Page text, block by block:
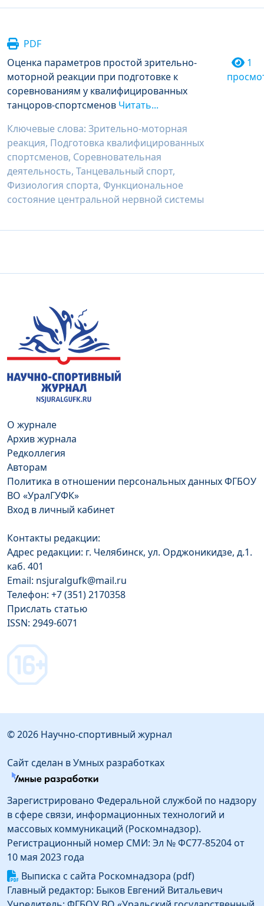
PDF
Оценка параметров простой зрительно-
моторной реакции при подготовке к
соревнованиям у квалифицированных
танцоров-спортсменов Читать...
Ключевые слова: Зрительно-моторная
реакция, Подготовка квалифицированных
спортсменов, Соревновательная
деятельность, Танцевальный спорт,
Физиология спорта, Функциональное
состояние центральной нервной системы
1
О журнале
Архив журнала
Редколлегия
Авторам
Политика в отношении персональных данных ФГБОУ
ВО «УралГУФК»
Вход в личный кабинет
Контакты редакции:
Адрес редакции: г. Челябинск, ул. Орджоникидзе, д.1.
каб. 401
Email: nsjuralgufk@mail.ru
Телефон: +7 (351) 2170358
Прислать статью
ISSN: 2949-6071
© 2026 Научно-спортивный журнал
Сайт сделан в Умных разработках
Зарегистрировано Федеральной службой по надзору
в сфере связи, информационных технологий и
массовых коммуникаций (Роскомнадзор).
Регистрационный номер СМИ: Эл № ФС77-85204 от
10 мая 2023 года
Выписка с сайта Роскомнадзора (pdf)
Главный редактор: Быков Евгений Витальевич